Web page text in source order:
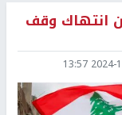
انتهاك وقف
2024-12-